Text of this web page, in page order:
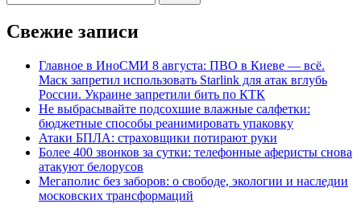
Свежие записи
Главное в ИноСМИ 8 августа: ПВО в Киеве — всё.
Маск запретил использовать Starlink для атак вглубь
России. Украине запретили бить по КТК
Не выбрасывайте подсохшие влажные салфетки:
бюджетные способы реанимировать упаковку
Атаки БПЛА: страховщики потирают руки
Более 400 звонков за сутки: телефонные аферисты снова
атакуют белорусов
Мегаполис без заборов: о свободе, экологии и наследии
московских трансформаций